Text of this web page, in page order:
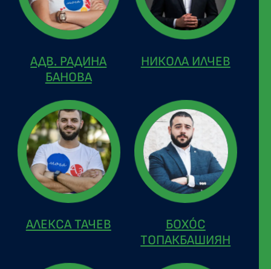
АДВ. РАДИНА
БАНОВА
НИКОЛА ИЛЧЕВ
АЛЕКСА ТАЧЕВ
БОХÓС
ТОПАКБАШИЯН